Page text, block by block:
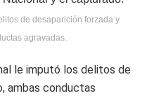
de desaparición forzada y
agravadas.
le imputó los delitos de
ambas conductas